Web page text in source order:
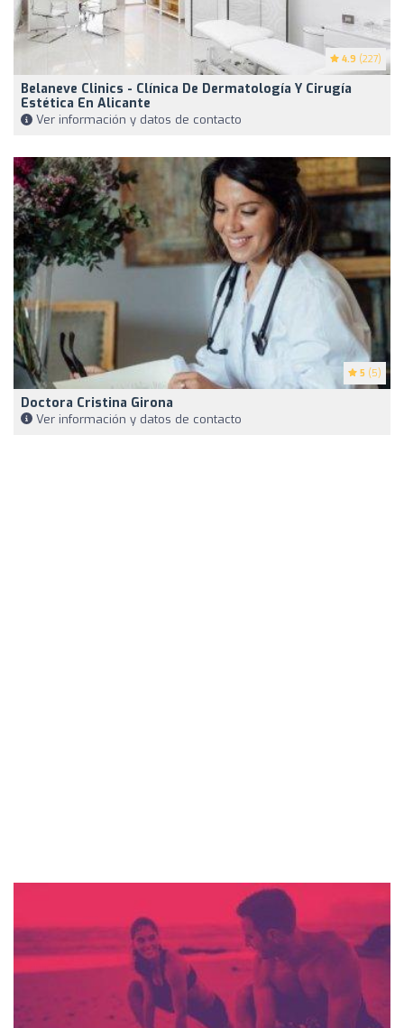
4.9 (227)
Belaneve Clinics - Clínica De Dermatología Y Cirugía
Estética En Alicante
Ver información y datos de contacto
5 (5)
Doctora Cristina Girona
Ver información y datos de contacto